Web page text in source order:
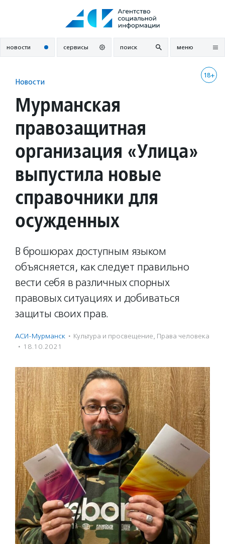
новости сервисы поиск меню
18+
Новости
Мурманская
правозащитная
организация «Улица»
выпустила новые
справочники для
осужденных
В брошюрах доступным языком
объясняется, как следует правильно
вести себя в различных спорных
правовых ситуациях и добиваться
защиты своих прав.
АСИ-Мурманск · Культура и просвещение, Права человека
· 18.10.2021